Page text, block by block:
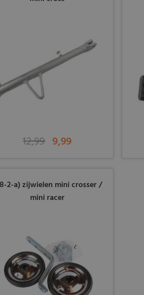
12,99 9,99
2-a) zijwielen mini crosser /
mini racer